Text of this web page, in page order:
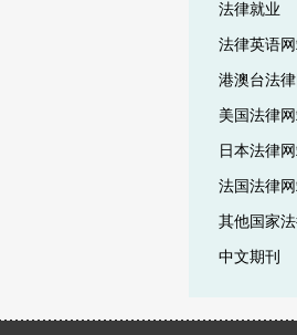
法律就业
法律英语
港澳台法
美国法律
日本法律
法国法律
其他国家
中文期刊